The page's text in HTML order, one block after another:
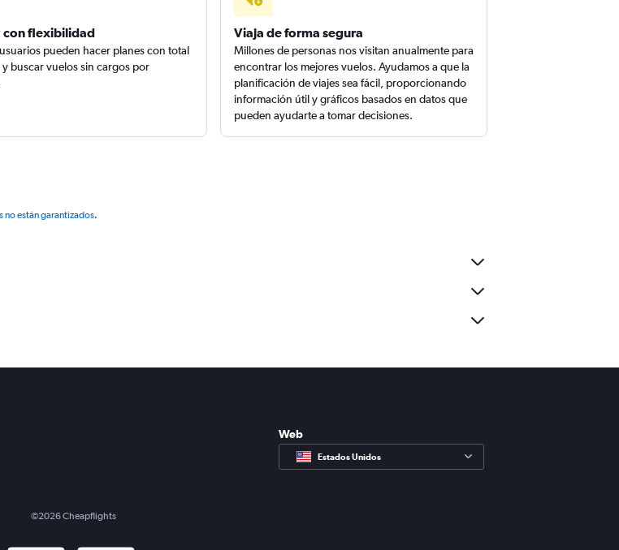
con flexibilidad
pueden hacer planes con total
buscar vuelos sin cargos por
Viaja de forma segura
Millones de personas nos visitan anualmente para
encontrar los mejores vuelos. Ayudamos a que la
planificación de viajes sea fácil, proporcionando
información útil y gráficos basados en datos que
pueden ayudarte a tomar decisiones.
no están garantizados.
Web
Estados Unidos
©2026Cheapflights